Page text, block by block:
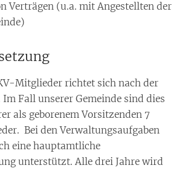
Verträgen (u.a. mit Angestellten der
Mitglieder richtet sich nach der
Im Fall unserer Gemeinde sind dies
als geborenem Vorsitzenden 7
Bei den Verwaltungsaufgaben
eine hauptamtliche
unterstützt. Alle drei Jahre wird